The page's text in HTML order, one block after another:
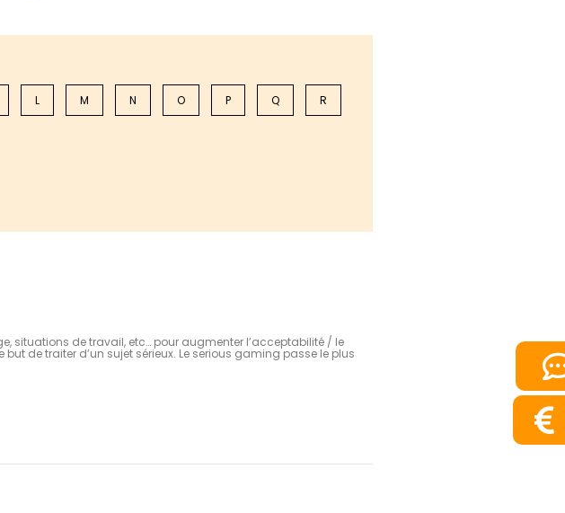
L M N O P Q R
situations de travail, etc… pour augmenter l’acceptabilité / le
de traiter d’un sujet sérieux. Le serious gaming passe le plus